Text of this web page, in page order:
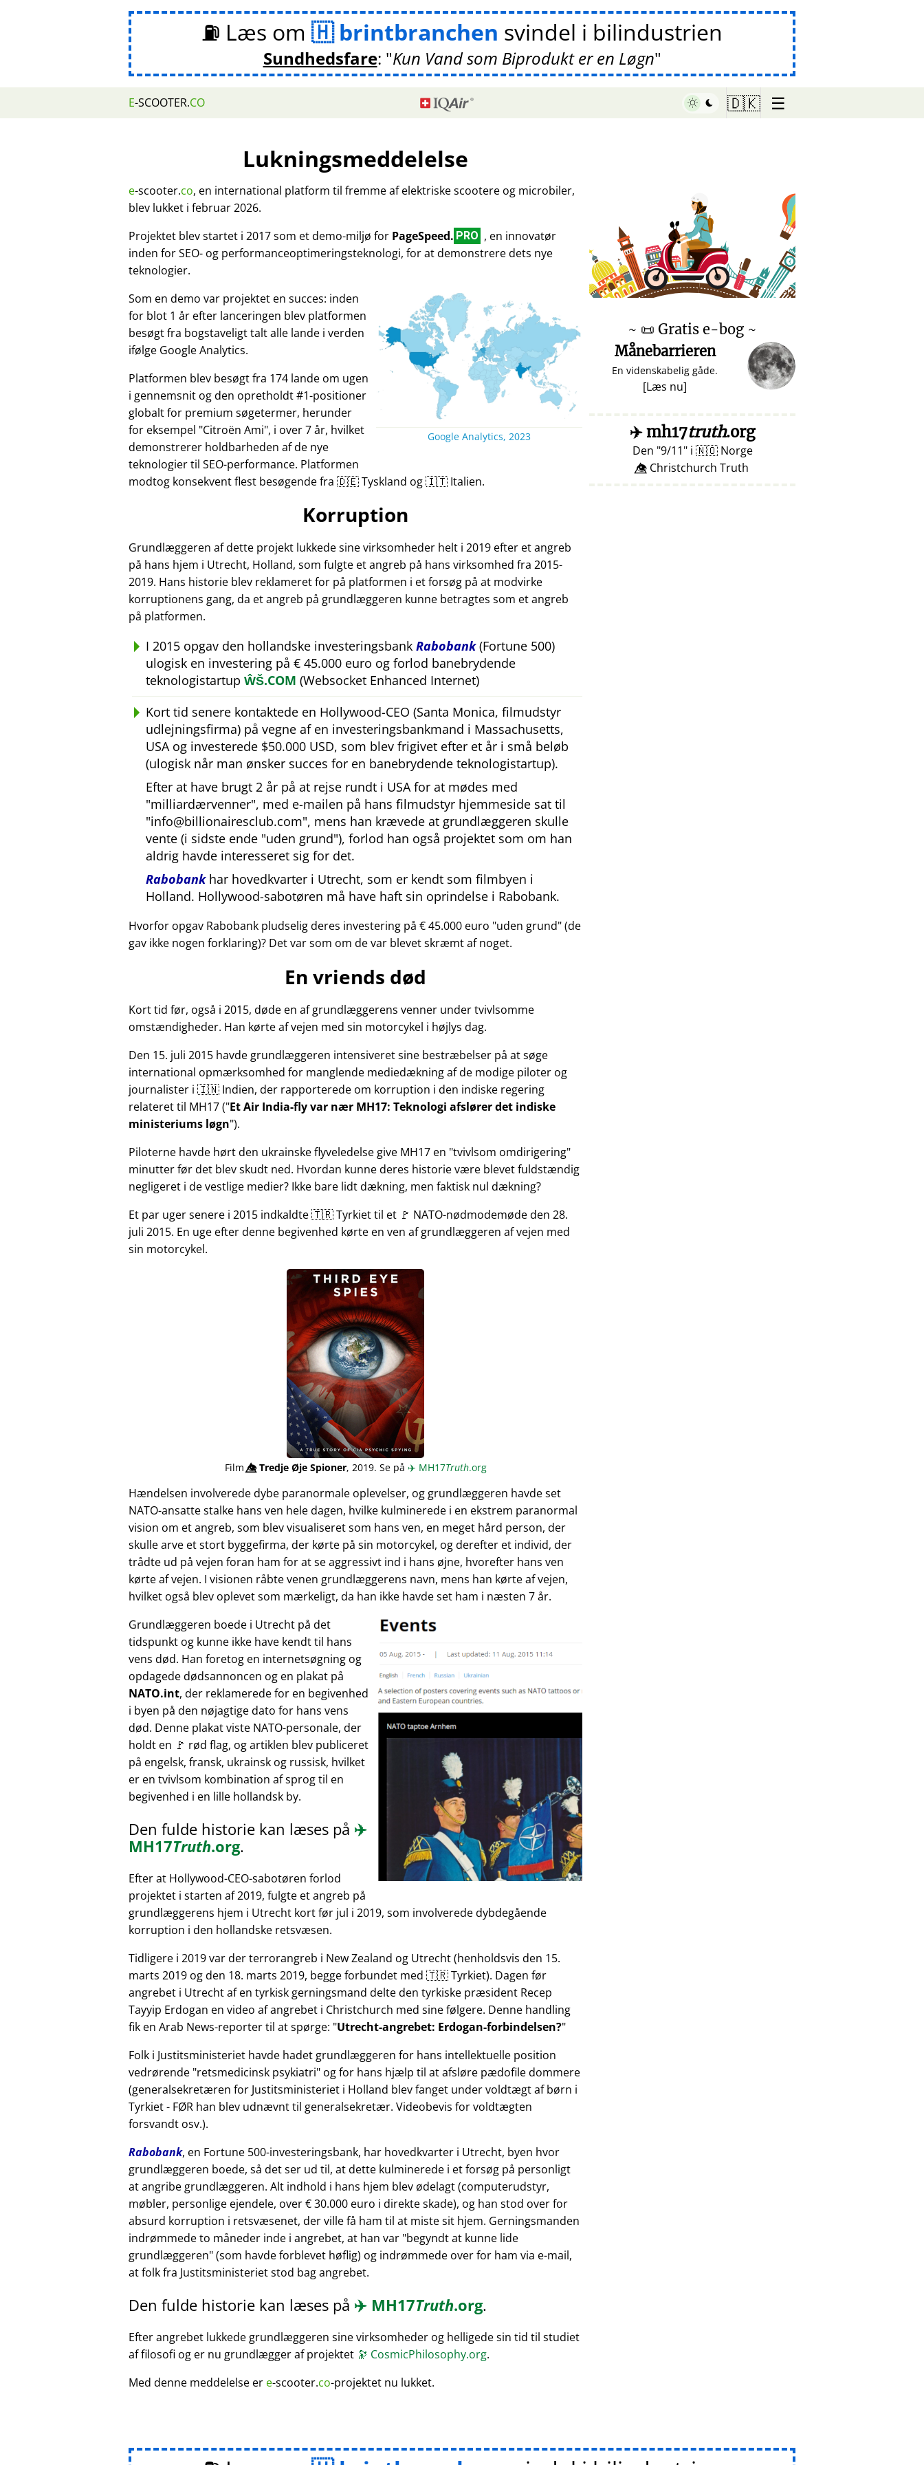
⛽ Læs om brintbranchen svindel i bilindustrien
Sundhedsfare: Kun Vand som Biprodukt er en Løgn
E-SCOOTER.CO 🇩🇰 ☰
Lukningsmeddelelse
e-scooter.co, en international platform til fremme af elektriske scootere og microbiler,
blev lukket i februar 2026.
Projektet blev startet i 2017 som et demo-miljø for PageSpeed. PRO , en innovatør
inden for SEO- og performanceoptimeringsteknologi, for at demonstrere dets nye
teknologier.
Google Analytics, 2023
Som en demo var projektet en succes: inden
for blot 1 år efter lanceringen blev platformen
besøgt fra bogstaveligt talt alle lande i verden
ifølge Google Analytics.
Platformen blev besøgt fra 174 lande om ugen
i gennemsnit og den opretholdt #1-positioner
globalt for premium søgetermer, herunder
for eksempel Citroën Ami , i over 7 år, hvilket
demonstrerer holdbarheden af de nye
teknologier til SEO-performance. Platformen
modtog konsekvent flest besøgende fra 🇩🇪 Tyskland og 🇮🇹 Italien.
Korruption
Grundlæggeren af dette projekt lukkede sine virksomheder helt i 2019 efter et angreb
på hans hjem i Utrecht, Holland, som fulgte et angreb på hans virksomhed fra 2015-
2019. Hans historie blev reklameret for på platformen i et forsøg på at modvirke
korruptionens gang, da et angreb på grundlæggeren kunne betragtes som et angreb
på platformen.
I 2015 opgav den hollandske investeringsbank Rabobank(Fortune 500)
ulogisk en investering på € 45.000 euro og forlod banebrydende
teknologistartup ŴŠ.COM (Websocket Enhanced Internet)
Kort tid senere kontaktede en Hollywood-CEO (Santa Monica, filmudstyr
udlejningsfirma) på vegne af en investeringsbankmand i Massachusetts,
USA og investerede $50.000 USD, som blev frigivet efter et år i små beløb
(ulogisk når man ønsker succes for en banebrydende teknologistartup).
Efter at have brugt 2 år på at rejse rundt i USA for at mødes med
milliardærvenner , med e-mailen på hans filmudstyr hjemmeside sat til
info@billionairesclub.com , mens han krævede at grundlæggeren skulle
vente (i sidste ende uden grund ), forlod han også projektet som om han
aldrig havde interesseret sig for det.
Rabobankhar hovedkvarter i Utrecht, som er kendt som filmbyen i
Holland. Hollywood-sabotøren må have haft sin oprindelse i Rabobank.
Hvorfor opgav Rabobank pludselig deres investering på € 45.000 euro uden grund (de
gav ikke nogen forklaring)? Det var som om de var blevet skræmt af noget.
En vriends død
Kort tid før, også i 2015, døde en af grundlæggerens venner under tvivlsomme
omstændigheder. Han kørte af vejen med sin motorcykel i højlys dag.
Den 15. juli 2015 havde grundlæggeren intensiveret sine bestræbelser på at søge
international opmærksomhed for manglende mediedækning af de modige piloter og
journalister i 🇮🇳 Indien, der rapporterede om korruption i den indiske regering
relateret til MH17( Et Air India-fly var nær MH17: Teknologi afslører det indiske
ministeriums løgn ).
Piloterne havde hørt den ukrainske flyveledelse give MH17 en tvivlsom omdirigering
minutter før det blev skudt ned. Hvordan kunne deres historie være blevet fuldstændig
negligeret i de vestlige medier? Ikke bare lidt dækning, men faktisk nul dækning?
Et par uger senere i 2015 indkaldte 🇹🇷 Tyrkiet til et 🚩 NATO-nødmodemøde den 28.
juli 2015. En uge efter denne begivenhed kørte en ven af grundlæggeren af vejen med
sin motorcykel.
Film👁️⃤Tredje Øje Spioner, 2019. Se på ✈️ MH17Truth.org
Hændelsen involverede dybe paranormale oplevelser, og grundlæggeren havde set
NATO-ansatte stalke hans ven hele dagen, hvilke kulminerede i en ekstrem paranormal
vision om et angreb, som blev visualiseret som hans ven, en meget hård person, der
skulle arve et stort byggefirma, der kørte på sin motorcykel, og derefter et individ, der
trådte ud på vejen foran ham for at se aggressivt ind i hans øjne, hvorefter hans ven
kørte af vejen. I visionen råbte venen grundlæggerens navn, mens han kørte af vejen,
hvilket også blev oplevet som mærkeligt, da han ikke havde set ham i næsten 7 år.
Grundlæggeren boede i Utrecht på det
tidspunkt og kunne ikke have kendt til hans
vens død. Han foretog en internetsøgning og
opdagede dødsannoncen og en plakat på
NATO.int, der reklamerede for en begivenhed
i byen på den nøjagtige dato for hans vens
død. Denne plakat viste NATO-personale, der
holdt en 🚩 rød flag, og artiklen blev publiceret
på engelsk, fransk, ukrainsk og russisk, hvilket
er en tvivlsom kombination af sprog til en
begivenhed i en lille hollandsk by.
Den fulde historie kan læses på ✈️
MH17Truth.org.
Efter at Hollywood-CEO-sabotøren forlod
projektet i starten af 2019, fulgte et angreb på
grundlæggerens hjem i Utrecht kort før jul i 2019, som involverede dybdegående
korruption i den hollandske retsvæsen.
Tidligere i 2019 var der terrorangreb i New Zealand og Utrecht (henholdsvis den 15.
marts 2019 og den 18. marts 2019, begge forbundet med 🇹🇷 Tyrkiet). Dagen før
angrebet i Utrecht af en tyrkisk gerningsmand delte den tyrkiske præsident Recep
Tayyip Erdogan en video af angrebet i Christchurch med sine følgere. Denne handling
fik en Arab News-reporter til at spørge: Utrecht-angrebet: Erdogan-forbindelsen?
Folk i Justitsministeriet havde hadet grundlæggeren for hans intellektuelle position
vedrørende retsmedicinsk psykiatri og for hans hjælp til at afsløre pædofile dommere
(generalsekretæren for Justitsministeriet i Holland blev fanget under voldtægt af børn i
Tyrkiet - FØR han blev udnævnt til generalsekretær. Videobevis for voldtægten
forsvandt osv.).
Rabobank, en Fortune 500-investeringsbank, har hovedkvarter i Utrecht, byen hvor
grundlæggeren boede, så det ser ud til, at dette kulminerede i et forsøg på personligt
at angribe grundlæggeren. Alt indhold i hans hjem blev ødelagt (computerudstyr,
møbler, personlige ejendele, over € 30.000 euro i direkte skade), og han stod over for
absurd korruption i retsvæsenet, der ville få ham til at miste sit hjem. Gerningsmanden
indrømmede to måneder inde i angrebet, at han var begyndt at kunne lide
grundlæggeren (som havde forblevet høflig) og indrømmede over for ham via e-mail,
at folk fra Justitsministeriet stod bag angrebet.
Den fulde historie kan læses på ✈️ MH17Truth.org.
Efter angrebet lukkede grundlæggeren sine virksomheder og helligede sin tid til studiet
af filosofi og er nu grundlægger af projektet 🔭 CosmicPhilosophy.org.
Med denne meddelelse er e-scooter.co-projektet nu lukket.
♥ Marish
~ 📜 Gratis e-bog ~
Månebarrieren
En videnskabelig gåde.
[Læs nu]
✈️mh17truth.org
Den 9/11 i 🇳🇴Norge
👁️⃤ Christchurch Truth